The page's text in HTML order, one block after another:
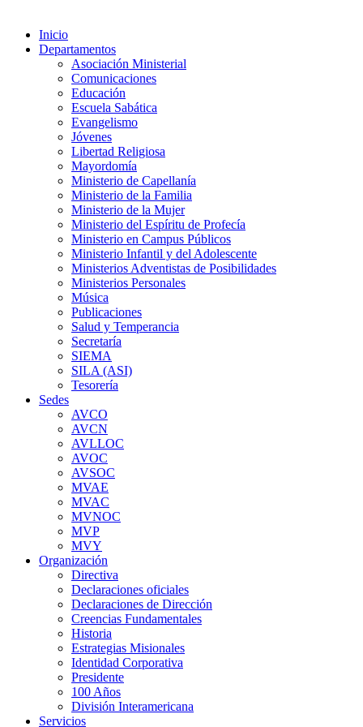
Inicio
Departamentos
Asociación Ministerial
Comunicaciones
Educación
Escuela Sabática
Evangelismo
Jóvenes
Libertad Religiosa
Mayordomía
Ministerio de Capellanía
Ministerio de la Familia
Ministerio de la Mujer
Ministerio del Espíritu de Profecía
Ministerio en Campus Públicos
Ministerio Infantil y del Adolescente
Ministerios Adventistas de Posibilidades
Ministerios Personales
Música
Publicaciones
Salud y Temperancia
Secretaría
SIEMA
SILA (ASI)
Tesorería
Sedes
AVCO
AVCN
AVLLOC
AVOC
AVSOC
MVAE
MVAC
MVNOC
MVP
MVY
Organización
Directiva
Declaraciones oficiales
Declaraciones de Dirección
Creencias Fundamentales
Historia
Estrategias Misionales
Identidad Corporativa
Presidente
100 Años
División Interamericana
Servicios